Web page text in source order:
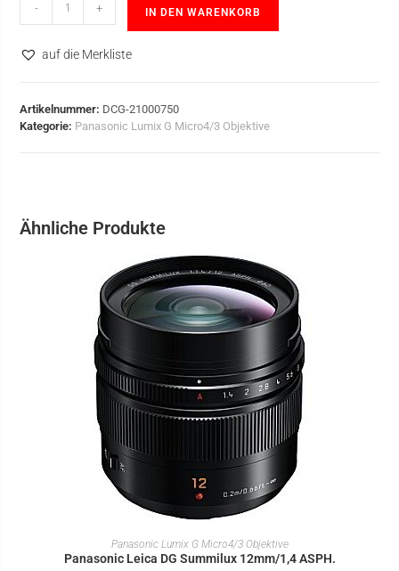
- + IN DEN WARENKORB
auf die Merkliste
Artikelnummer: DCG-21000750
Kategorie: Panasonic Lumix G Micro4/3 Objektive
Ähnliche Produkte
IN DEN WARENKORB
Panasonic Lumix G Micro4/3 Objektive
Panasonic Leica DG Summilux 12mm/1,4 ASPH.